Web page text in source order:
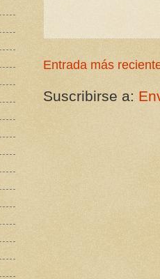
Entrada más
Suscribirse a: